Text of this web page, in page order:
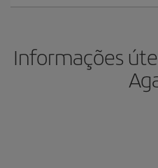
Informações